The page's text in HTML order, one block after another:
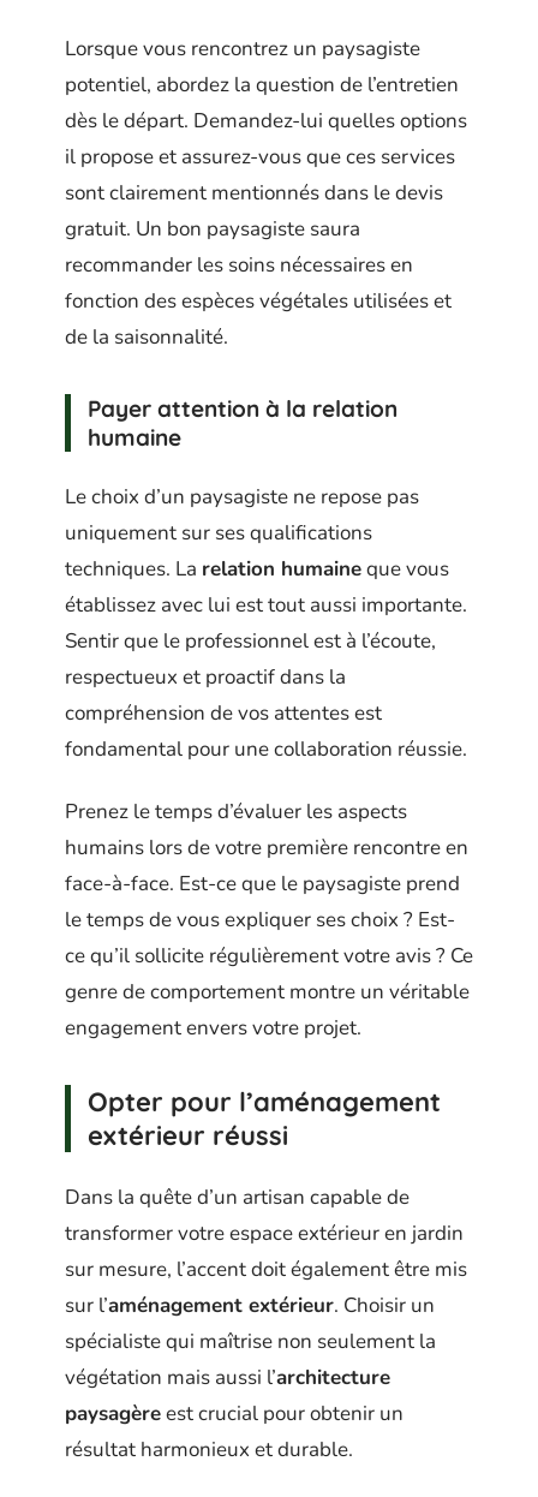
Lorsque vous rencontrez un paysagiste
potentiel, abordez la question de l’entretien
dès le départ. Demandez-lui quelles options
il propose et assurez-vous que ces services
sont clairement mentionnés dans le devis
gratuit. Un bon paysagiste saura
recommander les soins nécessaires en
fonction des espèces végétales utilisées et
de la saisonnalité.
Payer attention à la relation
humaine
Le choix d’un paysagiste ne repose pas
uniquement sur ses qualifications
techniques. La relation humaineque vous
établissez avec lui est tout aussi importante.
Sentir que le professionnel est à l’écoute,
respectueux et proactif dans la
compréhension de vos attentes est
fondamental pour une collaboration réussie.
Prenez le temps d’évaluer les aspects
humains lors de votre première rencontre en
face-à-face. Est-ce que le paysagiste prend
le temps de vous expliquer ses choix ? Est-
ce qu’il sollicite régulièrement votre avis ? Ce
genre de comportement montre un véritable
engagement envers votre projet.
Opter pour l’aménagement
extérieur réussi
Dans la quête d’un artisan capable de
transformer votre espace extérieur en jardin
sur mesure, l’accent doit également être mis
sur l’aménagement extérieur. Choisir un
spécialiste qui maîtrise non seulement la
végétation mais aussi l’architecture
paysagèreest crucial pour obtenir un
résultat harmonieux et durable.